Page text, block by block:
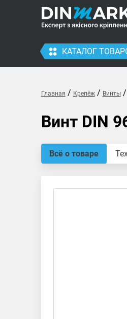
КАТАЛОГ
Главная / Крепёж/ Винты/
Винт DIN
Всё о товаре